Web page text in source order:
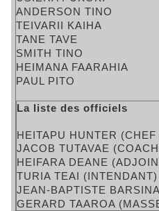
ANDERSON TINO
TEIVARII KAIHA
TANE TAVE
SMITH TINO
HEIMANA FAARAHIA
PAUL PITO
La liste des officiels
HEITAPU HUNTER
JACOB TUTAVAE
HEIFARA DEANE
TURIA TEAI (INTENDANT)
JEAN-BAPTISTE
GERARD TAAROA